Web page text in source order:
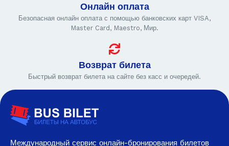
Онлайн оплата
Безопасная онлайн оплата с помощью банковских карт VISA,
Master Card, Maestro, Мир.
Возврат билета
Быстрый возврат билета на сайте без касс и очередей.
Международный сервис онлайн-бронирования билетов